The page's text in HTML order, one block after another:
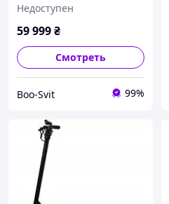
Недоступен
59 999₴
Смотреть
Boo-Svit 99%